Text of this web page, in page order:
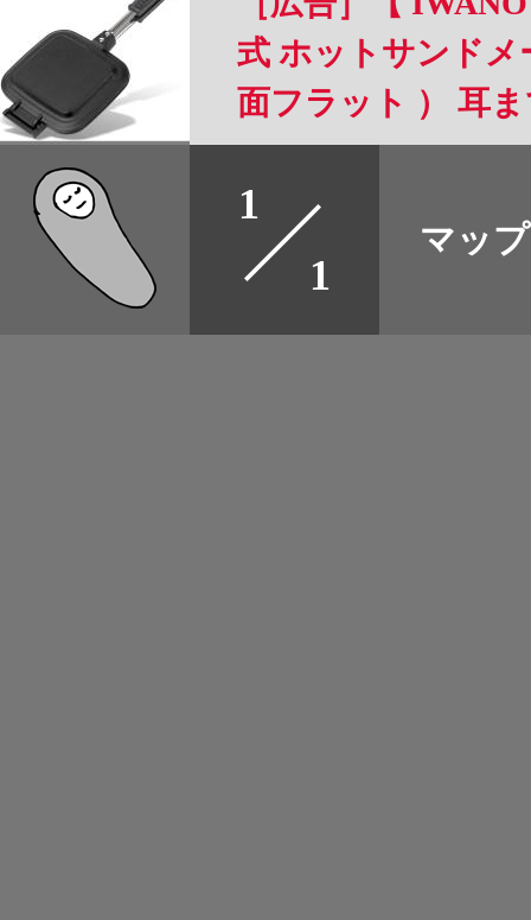
式 ホットサンドメ
面フラット ） 耳
可能 フッ素樹脂加
リー 直火 対応 ホ
ャンプ にも 2枚
可能 フラット面
1
1
マップ
取扱店